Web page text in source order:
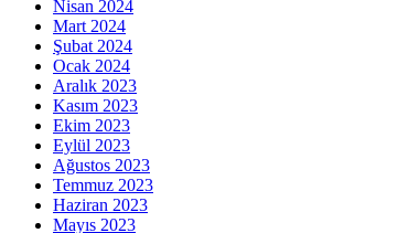
Nisan 2024
Mart 2024
Şubat 2024
Ocak 2024
Aralık 2023
Kasım 2023
Ekim 2023
Eylül 2023
Ağustos 2023
Temmuz 2023
Haziran 2023
Mayıs 2023